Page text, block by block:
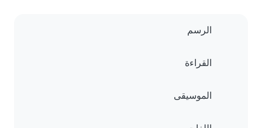
الرسم
القراءة
الموسيقى